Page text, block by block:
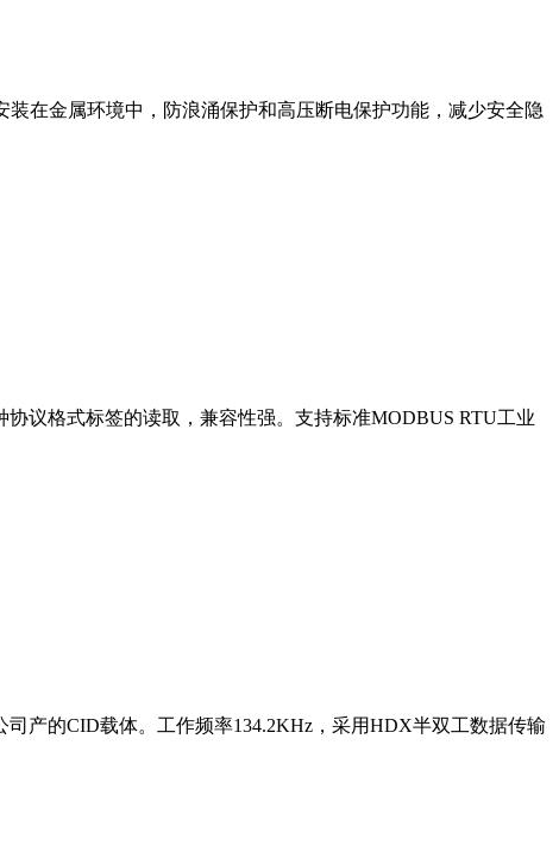
在金属环境中，防浪涌保护和高压断电保护功能，减少安全隐
议格式标签的读取，兼容性强。支持标准MODBUS RTU工业
产的CID载体。工作频率134.2KHz，采用HDX半双工数据传输